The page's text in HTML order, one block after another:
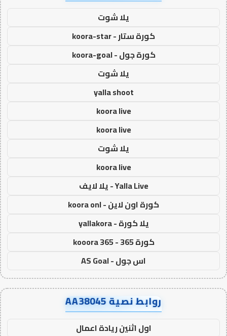
يلا شوت
كورة ستار - koora-star
كورة جول - koora-goal
يلا شوت
yalla shoot
koora live
koora live
يلا شوت
koora live
Yalla Live - يلا لايف
كورة اون لاين - koora onl
يلا كورة - yallakora
كورة 365 - kooora 365
اس جول - AS Goal
روابط نصية AA38045
اول اثنين ريادة اعمال